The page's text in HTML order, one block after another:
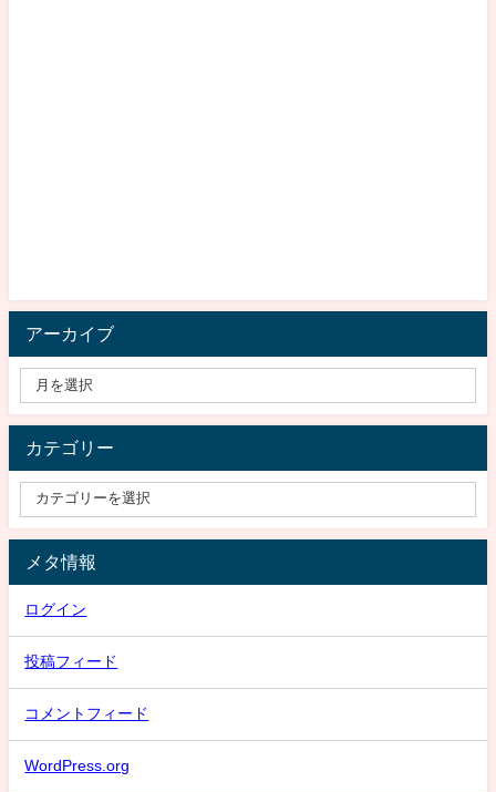
アーカイブ
カテゴリー
メタ情報
ログイン
投稿フィード
コメントフィード
WordPress.org